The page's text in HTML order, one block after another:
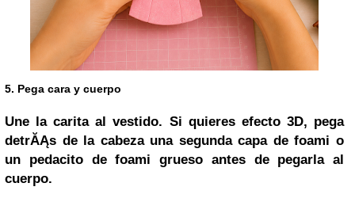
5. Pega cara y cuerpo
Une la carita al vestido. Si quieres efecto 3D, pega
detrĂĄs de la cabeza una segunda capa de foami o
un pedacito de foami grueso antes de pegarla al
cuerpo.